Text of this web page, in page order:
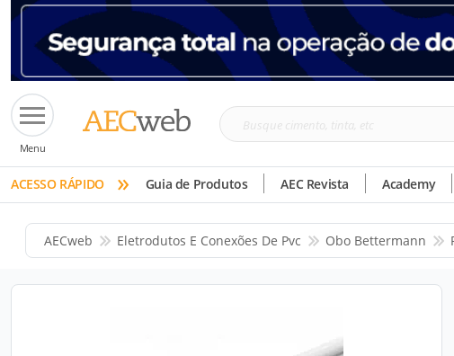
Menu
Busque
tinta,
etc
ACESSO RÁPIDO » Guia de Produtos AEC Revista Academy
AECweb Eletrodutos E Conexões De Pvc Obo Bettermann